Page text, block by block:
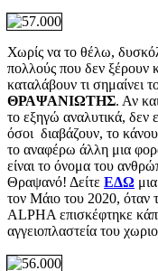
Χωρίς να το θέλω,
πολλούς που δεν ξέρουν
καταλάβουν τι σημαίνει
ΘΡΑΨΑΝΙΩΤΗΣ. Αν
το εξηγώ αναλυτικά, δεν
όσοι διαβάζουν, το
το αναφέρω άλλη μια
είναι το όνομα του
Θραψανό! Δείτε ΕΔΩ
τον Μάιο του 2020, όταν
ALPHA επισκέφτηκε
αγγειοπλαστεία του